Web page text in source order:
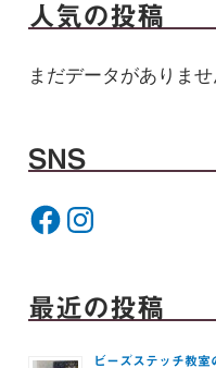
人気の投稿
まだデータがありませ
SNS
最近の投稿
ビーズステッチ教